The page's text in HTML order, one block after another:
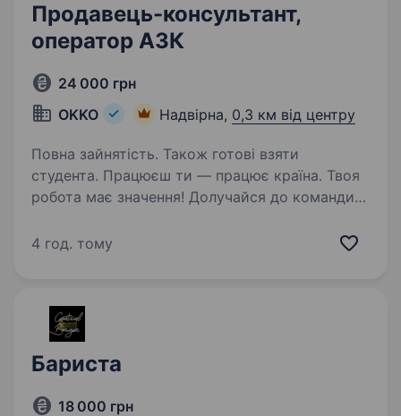
Продавець-консультант,
оператор АЗК
24 000 грн
OKKO
Надвірна, 0,3 км від центру
Повна зайнятість. Також готові взяти
студента. Працюєш ти — працює країна. Твоя
робота має значення! Долучайся до команди
разом! Шукаємо ПРОДАВЦЯ-КАСИРА
4 год. тому
Бариста
18 000 грн